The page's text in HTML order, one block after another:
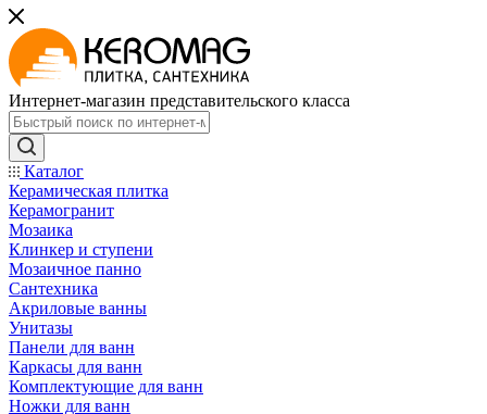
Интернет-магазин представительского класса
Каталог
Керамическая плитка
Керамогранит
Мозаика
Клинкер и ступени
Мозаичное панно
Сантехника
Акриловые ванны
Унитазы
Панели для ванн
Каркасы для ванн
Комплектующие для ванн
Ножки для ванн